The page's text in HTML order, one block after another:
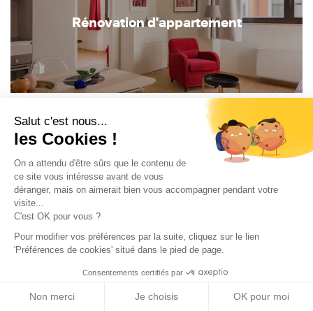
Salut c'est nous...
les Cookies !
On a attendu d'être sûrs que le contenu de
ce site vous intéresse avant de vous
déranger, mais on aimerait bien vous accompagner pendant votre
visite...
C'est OK pour vous ?
Pour modifier vos préférences par la suite, cliquez sur le lien
'Préférences de cookies' situé dans le pied de page.
Consentements certifiés par
Non merci Je choisis OK pour moi
Rénovation d'appartement
Construction de maison